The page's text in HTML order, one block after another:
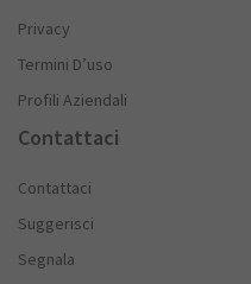
Privacy
Termini D’uso
Profili Aziendali
Contattaci
Contattaci
Suggerisci
Segnala